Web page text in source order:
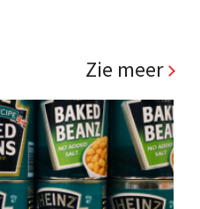
Zie meer